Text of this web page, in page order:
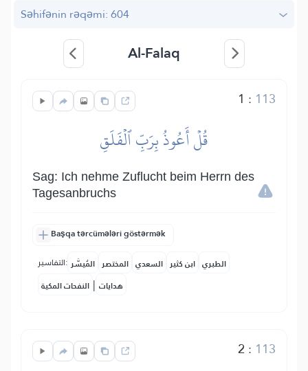
Səhifənin rəqəmi: 604
Al-Falaq
1 : 113
قُلۡ أَعُوذُ بِرَبِّ ٱلۡفَلَقِ
Sag: Ich nehme Zuflucht beim Herrn des
Tagesanbruchs
Başqa tərcümələri göstərmək
التفاسير: المُيسَّر المختصر السعدي ابن كثير الطبري
النفحات المكية | هدايات
2 : 113